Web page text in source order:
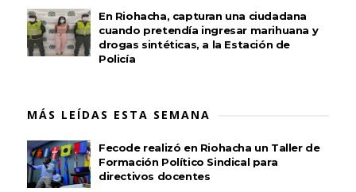
En Riohacha, capturan una ciudadana
cuando pretendía ingresar marihuana y
drogas sintéticas, a la Estación de
Policía
MÁS LEÍDAS ESTA SEMANA
Fecode realizó en Riohacha un Taller de
Formación Político Sindical para
directivos docentes